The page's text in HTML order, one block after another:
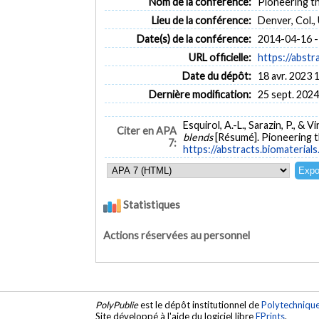
Lieu de la conférence: Denver, Col.,
Date(s) de la conférence: 2014-04-16
URL officielle: https://
Date du dépôt: 18 avr. 2023
Dernière modification: 25 sept.
Citer en APA
7:
Esquirol, A.-L., Sarazin, P., &
blends [Résumé]. Pioneering
https://
Statistiques
Actions réservées au personnel
PolyPublieest le dépôt institutionnel de
Site développé à l'aide du logiciel libreEPrints.